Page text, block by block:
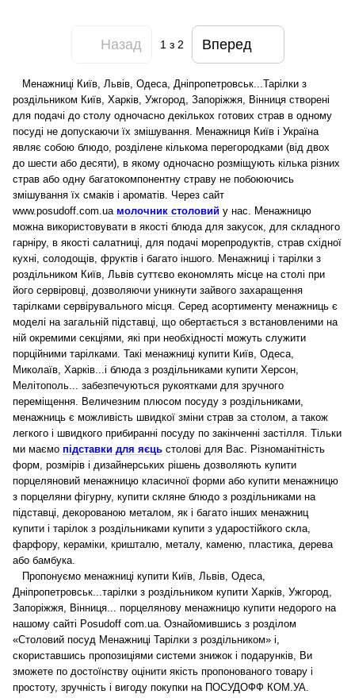
Назад 1з 2 Вперед
Менажниці Київ, Львів, Одеса, Дніпропетровськ...Тарілки з
роздільником Київ, Харків, Ужгород, Запоріжжя, Вінниця створені
для подачі до столу одночасно декількох готових страв в одному
посуді не допускаючи їх змішування. Менажниця Київ і Україна
являє собою блюдо, розділене кількома перегородками (від двох
до шести або десяти), в якому одночасно розміщують кілька різних
страв або одну багатокомпонентну страву не побоюючись
змішування їх смаків і ароматів. Через сайт
www.posudoff.com.ua молочник столовий у нас. Менажницю
можна використовувати в якості блюда для закусок, для складного
гарніру, в якості салатниці, для подачі морепродуктів, страв східної
кухні, солодощів, фруктів і багато іншого. Менажниці і тарілки з
роздільником Київ, Львів суттєво економлять місце на столі при
його сервіровці, дозволяючи уникнути зайвого захаращення
тарілками сервірувального місця. Серед асортименту менажниць є
моделі на загальній підставці, що обертається з встановленими на
ній окремими секціями, які при необхідності можуть служити
порційними тарілками. Такі менажниці купити Київ, Одеса,
Миколаїв, Харків...і блюда з роздільниками купити Херсон,
Мелітополь... забезпечуються рукоятками для зручного
переміщення. Величезним плюсом посуду з роздільниками,
менажниць є можливість швидкої зміни страв за столом, а також
легкого і швидкого прибиранні посуду по закінченні застілля. Тільки
ми маємо підставки для яєць столові для Вас. Різноманітність
форм, розмірів і дизайнерських рішень дозволяють купити
порцеляновий менажницю класичної форми або купити менажницю
з порцеляни фігурну, купити скляне блюдо з роздільниками на
підставці, декорованою металом, як і багато інших менажниц
купити і тарілок з роздільниками купити з ударостійкого скла,
фарфору, кераміки, кришталю, металу, каменю, пластика, дерева
або бамбука.
Пропонуємо менажниці купити Київ, Львів, Одеса,
Дніпропетровськ...тарілки з роздільником купити Харків, Ужгород,
Запоріжжя, Вінниця... порцелянову менажницю купити недорого на
нашому сайті Posudoff com.ua. Ознайомившись з розділом
«Столовий посуд Менажниці Тарілки з роздільником» і,
скориставшись пропозиціями системи знижок і подарунків, Ви
зможете по достоїнству оцінити якість пропонованого товару і
простоту, зручність і вигоду покупки на ПОСУДОФФ КОМ.УА.